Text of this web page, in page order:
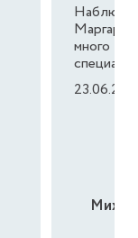
много